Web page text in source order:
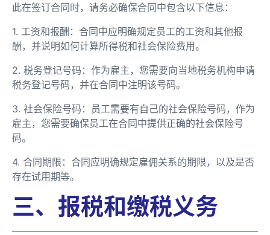
此在签订合同时，请务必确保合同中包含以下信息：
1. 工资和报酬：合同中应明确规定员工的工资和其他报
酬，并说明如何计算所得税和社会保险费用。
2. 税务登记号码：作为雇主，您需要向当地税务机构申请
税务登记号码，并在合同中注明该号码。
3. 社会保险号码：员工需要有自己的社会保险号码，作为
雇主，您需要确保员工在合同中提供正确的社会保险号
码。
4. 合同期限：合同应明确规定雇佣关系的期限，以及是否
存在试用期等。
三、报税和缴税义务